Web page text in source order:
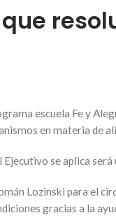
escuela Fe y
en materia de
Ejecutivo se aplica
Lozinski para el
gracias a la